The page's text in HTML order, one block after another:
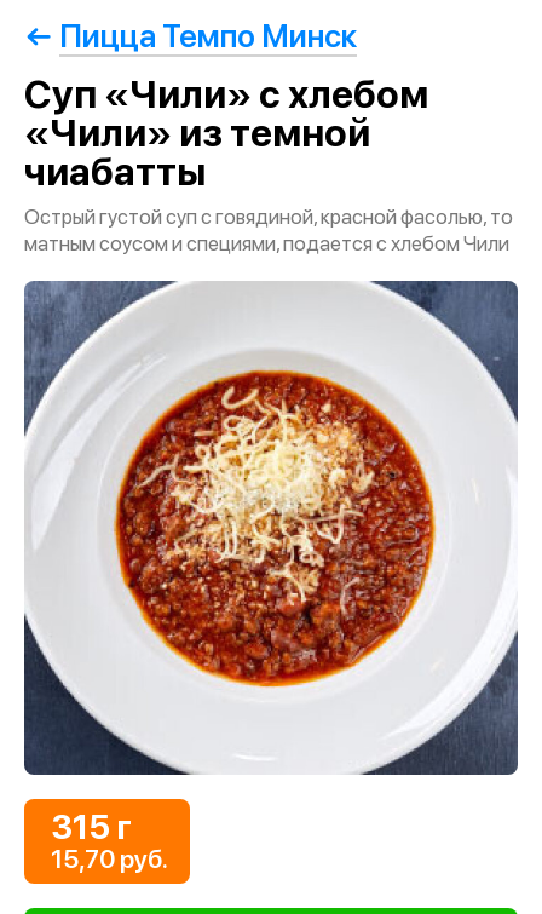
Пицца Темпо Минск
Суп «Чили» с хлебом
«Чили» из темной
чиабатты
Острый густой суп с говядиной, красной фасолью, то
матным соусом и специями, подается с хлебом Чили
315 г
15,70 руб.